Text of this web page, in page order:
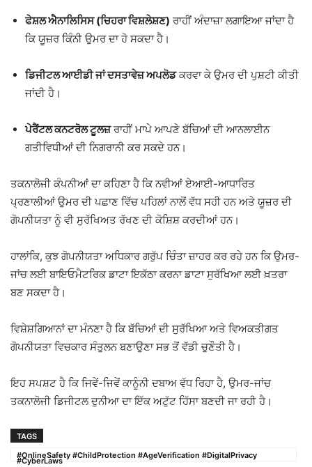
ਫੇਸ਼ਲ ਐਨਾਲਿਸਿਸ (ਚਿਹਰਾ ਵਿਸ਼ਲੇਸ਼ਣ) ਰਾਹੀਂ ਅੰਦਾਜ਼ਾ ਲਗਾਇਆ ਜਾਂਦਾ ਹੈ
ਕਿ ਯੂਜ਼ਰ ਕਿੰਨੀ ਉਮਰ ਦਾ ਹੋ ਸਕਦਾ ਹੈ।
ਡਿਜੀਟਲ ਆਈਡੀ ਜਾਂ ਦਸਤਾਵੇਜ਼ ਅਪਲੋਡਕਰਵਾ ਕੇ ਉਮਰ ਦੀ ਪੁਸ਼ਟੀ ਕੀਤੀ
ਜਾਂਦੀ ਹੈ।
ਪੇਰੈਂਟਲ ਕਨਟਰੋਲ ਟੂਲਜ਼ਰਾਹੀਂ ਮਾਪੇ ਆਪਣੇ ਬੱਚਿਆਂ ਦੀ ਆਨਲਾਈਨ
ਗਤੀਵਿਧੀਆਂ ਦੀ ਨਿਗਰਾਨੀ ਕਰ ਸਕਦੇ ਹਨ।
ਤਕਨਾਲੋਜੀ ਕੰਪਨੀਆਂ ਦਾ ਕਹਿਣਾ ਹੈ ਕਿ ਨਵੀਆਂ ਏਆਈ-ਆਧਾਰਿਤ
ਪ੍ਰਣਾਲੀਆਂ ਉਮਰ ਦੀ ਪਛਾਣ ਵਿੱਚ ਪਹਿਲਾਂ ਨਾਲੋਂ ਵੱਧ ਸਹੀ ਹਨ ਅਤੇ ਯੂਜ਼ਰ ਦੀ
ਗੋਪਨੀਯਤਾ ਨੂੰ ਵੀ ਸੁਰੱਖਿਅਤ ਰੱਖਣ ਦੀ ਕੋਸ਼ਿਸ਼ ਕਰਦੀਆਂ ਹਨ।
ਹਾਲਾਂਕਿ, ਕੁਝ ਗੋਪਨੀਯਤਾ ਅਧਿਕਾਰ ਗਰੁੱਪ ਚਿੰਤਾ ਜ਼ਾਹਰ ਕਰ ਰਹੇ ਹਨ ਕਿ ਉਮਰ-
ਜਾਂਚ ਲਈ ਬਾਇਓਮੈਟਰਿਕ ਡਾਟਾ ਇਕੱਠਾ ਕਰਨਾ ਡਾਟਾ ਸੁਰੱਖਿਆ ਲਈ ਖ਼ਤਰਾ
ਬਣ ਸਕਦਾ ਹੈ।
ਵਿਸ਼ੇਸ਼ਗਿਆਨਾਂ ਦਾ ਮੰਨਣਾ ਹੈ ਕਿ ਬੱਚਿਆਂ ਦੀ ਸੁਰੱਖਿਆ ਅਤੇ ਵਿਅਕਤੀਗਤ
ਗੋਪਨੀਯਤਾ ਵਿਚਕਾਰ ਸੰਤੁਲਨ ਬਣਾਉਣਾ ਸਭ ਤੋਂ ਵੱਡੀ ਚੁਣੌਤੀ ਹੈ।
ਇਹ ਸਪਸ਼ਟ ਹੈ ਕਿ ਜਿਵੇਂ-ਜਿਵੇਂ ਕਾਨੂੰਨੀ ਦਬਾਅ ਵੱਧ ਰਿਹਾ ਹੈ, ਉਮਰ-ਜਾਂਚ
ਤਕਨਾਲੋਜੀ ਡਿਜੀਟਲ ਦੁਨੀਆ ਦਾ ਇੱਕ ਅਟੁੱਟ ਹਿੱਸਾ ਬਣਦੀ ਜਾ ਰਹੀ ਹੈ।
TAGS
#OnlineSafety #ChildProtection #AgeVerification #DigitalPrivacy
#CyberLaws